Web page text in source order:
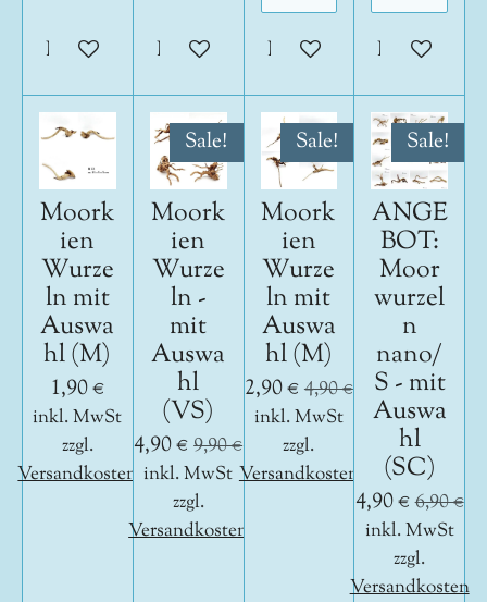
In den WarenkorbIn den WarenkorbIn den Warenkorb
In den
Moork
ien
Wurze
ln mit
Auswa
hl (M)
1,90 €
inkl. MwSt
zzgl.
Versandkosten
Sale!
Moork
ien
Wurze
ln -
mit
Auswa
hl
(VS)
4,90 € 9,90 €
inkl. MwSt
zzgl.
Versandkosten
Sale!
Moork
ien
Wurze
ln mit
Auswa
hl (M)
2,90 € 4,90 €
inkl. MwSt
zzgl.
Versandkosten
Sale!
ANGE
BOT:
Moor
wurzel
n
nano/
S - mit
Auswa
hl
(SC)
4,90 €6,90 €
inkl. MwSt
zzgl.
Versandkosten